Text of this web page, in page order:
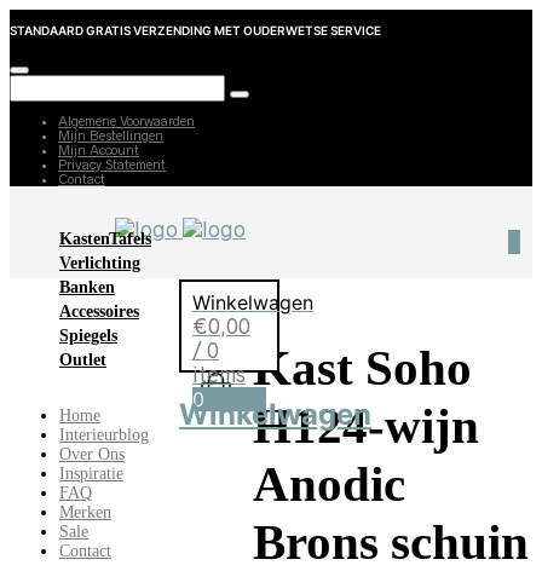
STANDAARD GRATIS VERZENDING MET OUDERWETSE SERVICE
Algemene Voorwaarden
Mijn Bestellingen
Mijn Account
Privacy Statement
Contact
KastenTafels
Verlichting
Banken
Accessoires
Spiegels
Outlet
Home
Interieurblog
Over Ons
Inspiratie
FAQ
Merken
Sale
Contact
Winkelwagen
€0,00
/ 0
items
0
Winkelwagen
Kast Soho
H124-wijn
Anodic
Brons schuin